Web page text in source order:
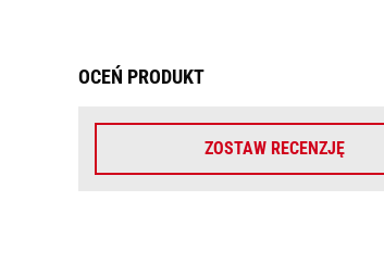
OCEŃ PRODUKT
ZOSTAW RECENZJĘ